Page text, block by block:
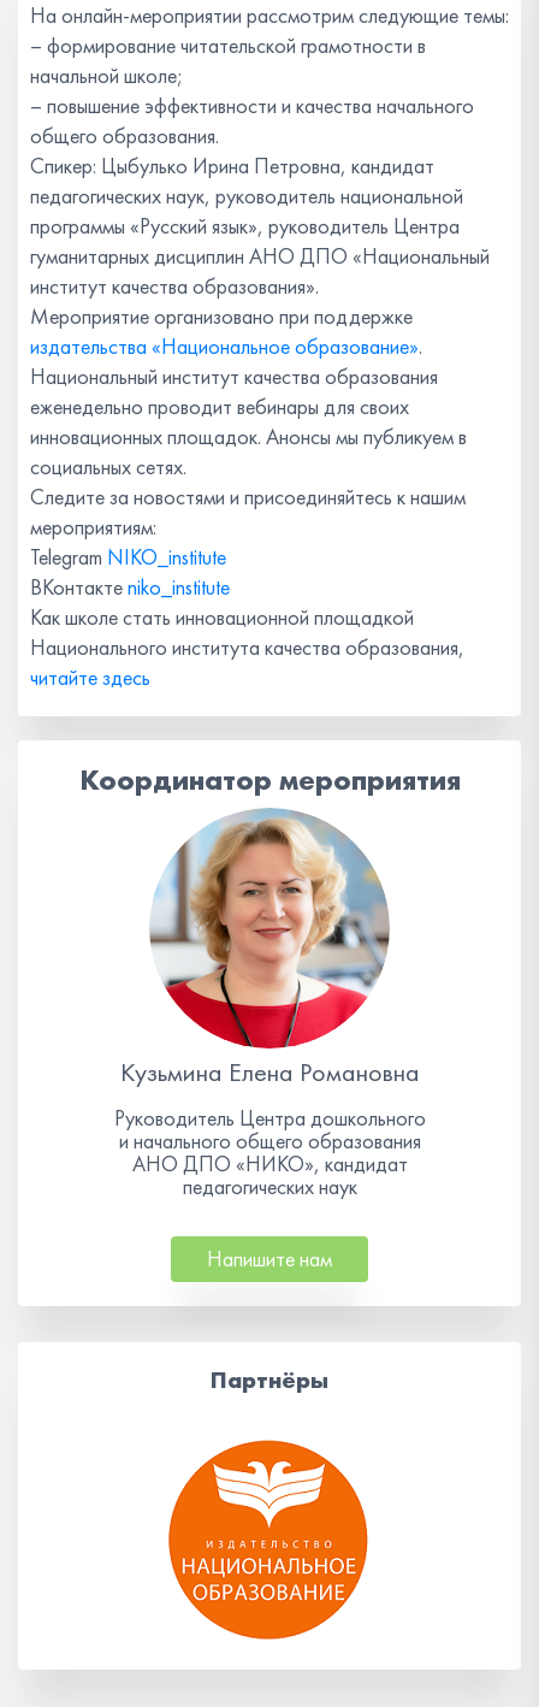
На онлайн-мероприятии рассмотрим следующие темы:
– формирование читательской грамотности в
начальной школе;
– повышение эффективности и качества начального
общего образования.
Спикер: Цыбулько Ирина Петровна, кандидат
педагогических наук, руководитель национальной
программы «Русский язык», руководитель Центра
гуманитарных дисциплин АНО ДПО «Национальный
институт качества образования».
Мероприятие организовано при поддержке
издательства «Национальное образование».
Национальный институт качества образования
еженедельно проводит вебинары для своих
инновационных площадок. Анонсы мы публикуем в
социальных сетях.
Следите за новостями и присоединяйтесь к нашим
мероприятиям:
Telegram NIKO_institute
ВКонтактеniko_institute
Как школе стать инновационной площадкой
Национального института качества образования,
читайте здесь
Координатор мероприятия
Кузьмина Елена Романовна
Руководитель Центра дошкольного
и начального общего образования
АНО ДПО «НИКО», кандидат
педагогических наук
Напишите нам
Партнёры